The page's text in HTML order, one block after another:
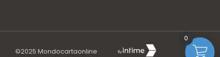
©2025Mondocartaonline
0